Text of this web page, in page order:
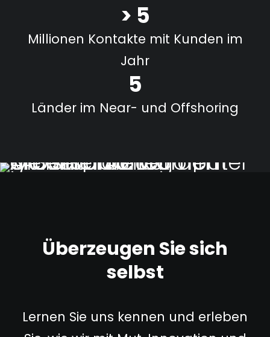
> 5
Millionen Kontakte mit Kunden im
Jahr
5
Länder im Near- und Offshoring
Überzeugen Sie sich
selbst
Lernen Sie uns kennen und erleben